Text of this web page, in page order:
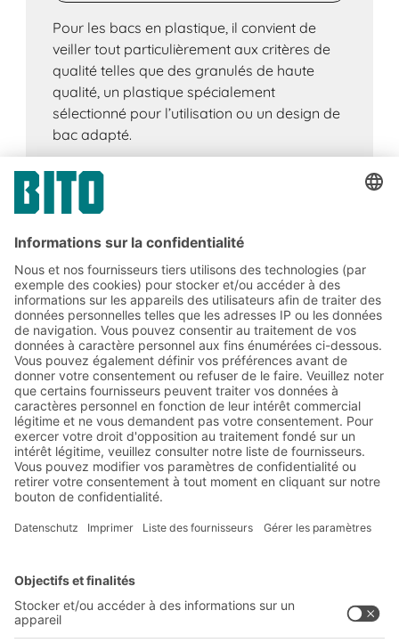
Pour les bacs en plastique, il convient de
veiller tout particulièrement aux critères de
qualité telles que des granulés de haute
qualité, un plastique spécialement
sélectionné pour l’utilisation ou un design de
bac adapté.
Abonnez-vous à la lettre
d'information de BITO :
Actualités de l'entrepôt et de
la logistique
Réductions exclusives
Innovations
S'inscrire à la newsletter
Solutions BITO
Solutions intralogistiques